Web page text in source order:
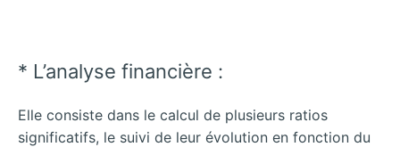
* L’analyse financière :
Elle consiste dans le calcul de plusieurs ratios
significatifs, le suivi de leur évolution en fonction du